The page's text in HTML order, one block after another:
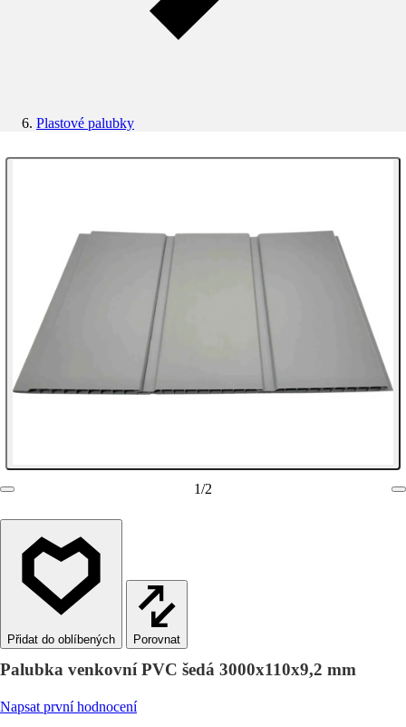
Plastové palubky
1/2
Porovnat
Palubka venkovní PVC šedá 3000x110x9,2 mm
Napsat první hodnocení